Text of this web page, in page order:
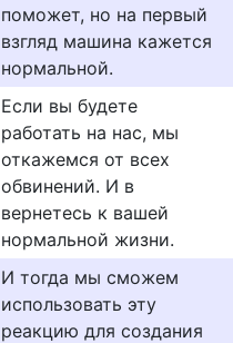
поможет, но на первый
взгляд машина кажется
нормальной.
Если вы будете
работать на нас, мы
откажемся от всех
обвинений. И в
вернетесь к вашей
нормальной жизни.
И тогда мы сможем
использовать эту
реакцию для создания